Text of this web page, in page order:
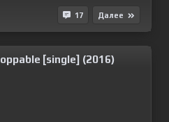
17 Далее
[single] (2016)